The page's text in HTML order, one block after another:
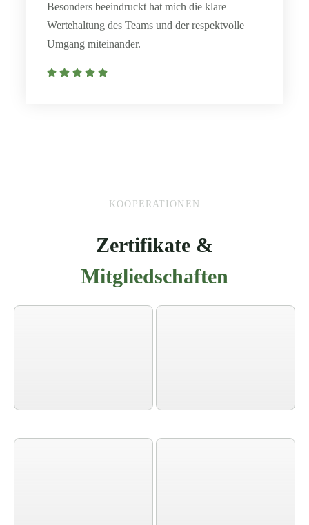
Besonders beeindruckt hat mich die klare
Wertehaltung des Teams und der respektvolle
Umgang miteinander.
KOOPERATIONEN
Zertifikate &
Mitgliedschaften